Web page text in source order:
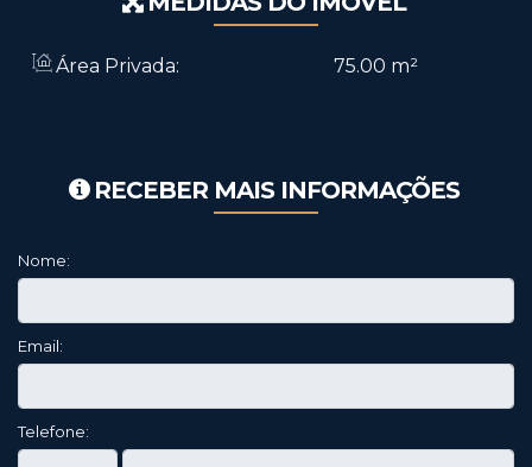
Área Privada: 75.00 m²
RECEBER MAIS INFORMAÇÕES
Nome:
Email:
Telefone: